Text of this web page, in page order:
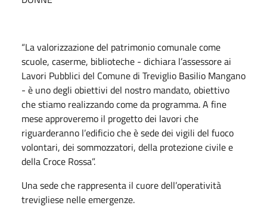
“La valorizzazione del patrimonio comunale come
scuole, caserme, biblioteche - dichiara l’assessore ai
Lavori Pubblici del Comune di Treviglio Basilio Mangano
- è uno degli obiettivi del nostro mandato, obiettivo
che stiamo realizzando come da programma. A fine
mese approveremo il progetto dei lavori che
riguarderanno l’edificio che è sede dei vigili del fuoco
volontari, dei sommozzatori, della protezione civile e
della Croce Rossa”.
Una sede che rappresenta il cuore dell’operatività
trevigliese nelle emergenze.